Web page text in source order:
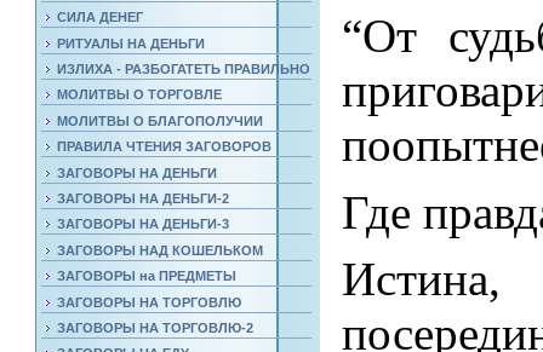
СИЛА ДЕНЕГ
РИТУАЛЫ НА ДЕНЬГИ
ИЗЛИХА - РАЗБОГАТЕТЬ ПРАВИЛЬНО
МОЛИТВЫ О ТОРГОВЛЕ
МОЛИТВЫ О БЛАГОПОЛУЧИИ
ПРАВИЛА ЧТЕНИЯ ЗАГОВОРОВ
ЗАГОВОРЫ НА ДЕНЬГИ
ЗАГОВОРЫ НА ДЕНЬГИ-2
ЗАГОВОРЫ НА ДЕНЬГИ-3
ЗАГОВОРЫ НАД КОШЕЛЬКОМ
ЗАГОВОРЫ на ПРЕДМЕТЫ
ЗАГОВОРЫ НА ТОРГОВЛЮ
ЗАГОВОРЫ НА ТОРГОВЛЮ-2
“От
Где